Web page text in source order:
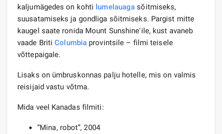
kaljumägedes on kohti lumelauaga sõitmiseks,
suusatamiseks ja gondliga sõitmiseks. Pargist mitte
kaugel saate ronida Mount Sunshine'ile, kust avaneb
vaade BritiColumbia provintsile – filmi teisele
võttepaigale.
Lisaks on ümbruskonnas palju hotelle, mis on valmis
reisijaid vastu võtma.
Mida veel Kanadas filmiti:
“Mina, robot”, 2004